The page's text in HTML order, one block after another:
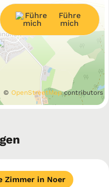
© OpenStreetMapcontributors
Führe
mich
Zimmer in Noer